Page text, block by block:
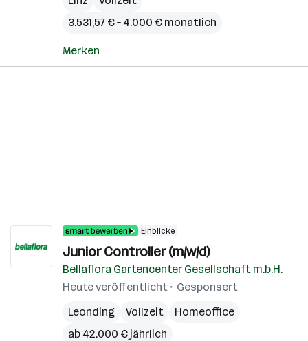
3.531,57 € – 4.000 € monatlich
Merken
Einblicke
Junior Controller (m/w/d)
Bellaflora Gartencenter Gesellschaft m.b.H.
Heute veröffentlicht
Gesponsert
Leonding
Vollzeit
Homeoffice
ab 42.000 € jährlich